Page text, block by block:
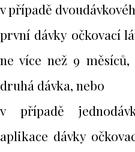
v případě
první dávky očkovací
ne více než 9
druhá dávka, nebo
v případě
aplikace dávky